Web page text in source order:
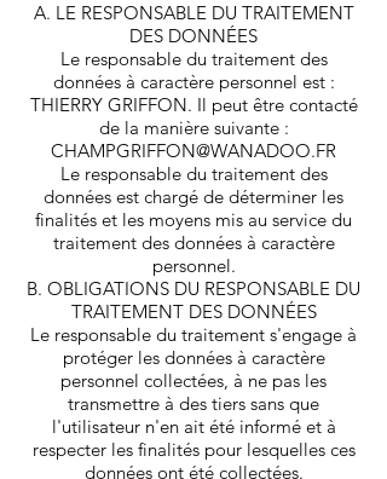
A. LE RESPONSABLE DU TRAITEMENT
DES DONNÉES
Le responsable du traitement des
données à caractère personnel est :
THIERRY GRIFFON. Il peut être contacté
de la manière suivante :
CHAMPGRIFFON@WANADOO.FR
Le responsable du traitement des
données est chargé de déterminer les
finalités et les moyens mis au service du
traitement des données à caractère
personnel.
B. OBLIGATIONS DU RESPONSABLE DU
TRAITEMENT DES DONNÉES
Le responsable du traitement s'engage à
protéger les données à caractère
personnel collectées, à ne pas les
transmettre à des tiers sans que
l'utilisateur n'en ait été informé et à
respecter les finalités pour lesquelles ces
données ont été collectées.